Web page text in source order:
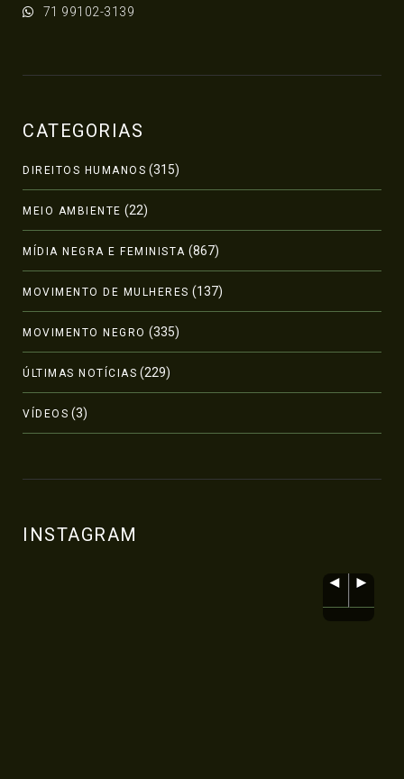
71 99102-3139
CATEGORIAS
DIREITOS HUMANOS (315)
MEIO AMBIENTE (22)
MÍDIA NEGRA E FEMINISTA (867)
MOVIMENTO DE MULHERES (137)
MOVIMENTO NEGRO (335)
ÚLTIMAS NOTÍCIAS (229)
VÍDEOS (3)
INSTAGRAM